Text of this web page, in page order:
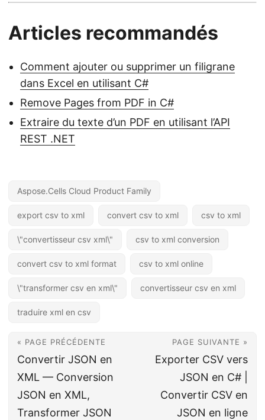
Articles recommandés
Comment ajouter ou supprimer un filigrane
dans Excel en utilisant C#
Remove Pages from PDF in C#
Extraire du texte d’un PDF en utilisant l’API
REST .NET
Aspose.Cells Cloud Product Family
export csv to xml convert csv to xml csv to xml
\"convertisseur csv xml\" csv to xml conversion
convert csv to xml format csv to xml online
\"transformer csv en xml\" convertisseur csv en xml
traduire xml en csv
« PAGE PRÉCÉDENTE
Convertir JSON en
XML — Conversion
JSON en XML,
Transformer JSON
PAGE SUIVANTE »
Exporter CSV vers
JSON en C# |
Convertir CSV en
JSON en ligne